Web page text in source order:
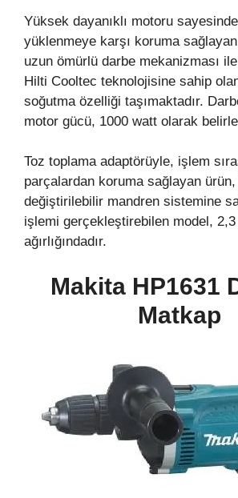
Yüksek dayanıklı motoru
yüklenmeye karşı koruma
uzun ömürlü darbe mekanizması
Hilti Cooltec teknolojisine sahip
soğutma özelliği taşımaktadır.
motor gücü, 1000 watt olarak
Toz toplama adaptörüyle, işlem
parçalardan koruma sağlayan
değiştirilebilir mandren sistemine
işlemi gerçekleştirebilen model,
ağırlığındadır.
Makita HP1631
Matkap